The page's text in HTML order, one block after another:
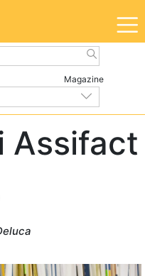
Magazine
| Giugno 2021
Assifact